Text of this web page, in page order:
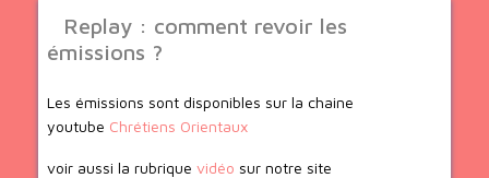
Replay : comment revoir les
émissions ?
Les émissions sont disponibles sur la chaine
youtube Chrétiens Orientaux
voir aussi la rubrique vidéo sur notre site